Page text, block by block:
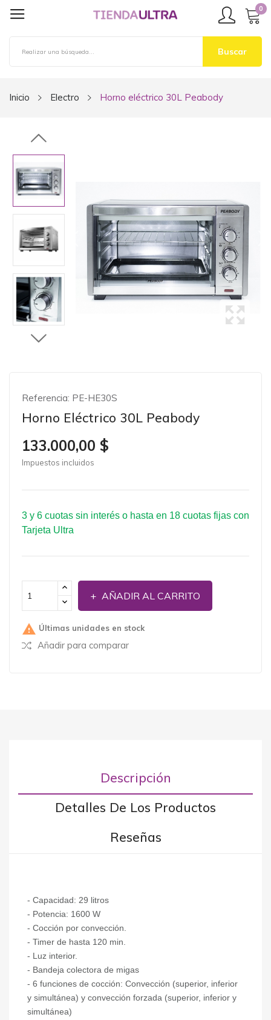
0
Buscar
Inicio Electro Horno eléctrico 30L Peabody
Referencia: PE-HE30S
Horno Eléctrico 30L Peabody
133.000,00 $
Impuestos incluidos
3 y 6 cuotas sin interés o hasta en 18 cuotas fijas con
Tarjeta Ultra
AÑADIR AL CARRITO
 Últimas unidades en stock
Añadir para comparar
Descripción
Detalles De Los Productos
Reseñas
- Capacidad: 29 litros
- Potencia: 1600 W
- Cocción por convección.
- Timer de hasta 120 min.
- Luz interior.
- Bandeja colectora de migas
- 6 funciones de cocción: Convección (superior, inferior
y simultánea) y convección forzada (superior, inferior y
simultánea)